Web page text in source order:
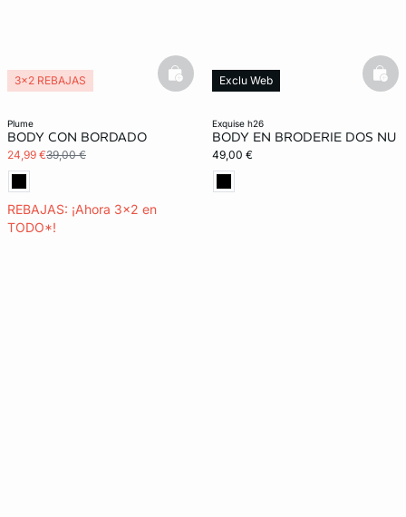
plume
BODY CON BORDADO
24,99 €39,00 €
REBAJAS: ¡Ahora 3x2 en
TODO*!
3x2 REBAJAS basketfull
exquise h26
BODY EN BRODERIE DOS NU
49,00 €
Exclu Web